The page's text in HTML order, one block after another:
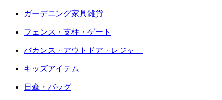
ガーデニング家具雑貨
フェンス・支柱・ゲート
バカンス・アウトドア・レジャー
キッズアイテム
日傘・バッグ